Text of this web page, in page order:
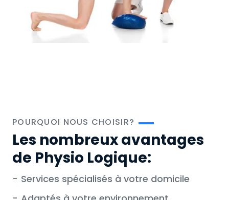
POURQUOI NOUS CHOISIR?
Les nombreux avantages
de Physio Logique:
- Services spécialisés à votre domicile